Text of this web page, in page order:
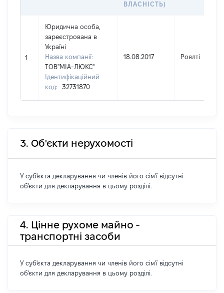
ВЛАСНІСТЬ)
1
Юридична особа,
зареєстрована в
Україні
Назва компанії:
ТОВ"МІА-ЛЮКС"
Ідентифікаційний
код:
32731870
18.08.2017 Роялті
3. Об'єкти нерухомості
У суб'єкта декларування чи членів його сім'ї відсутні
об'єкти для декларування в цьому розділі.
4. Цінне рухоме майно -
транспортні засоби
У суб'єкта декларування чи членів його сім'ї відсутні
об'єкти для декларування в цьому розділі.